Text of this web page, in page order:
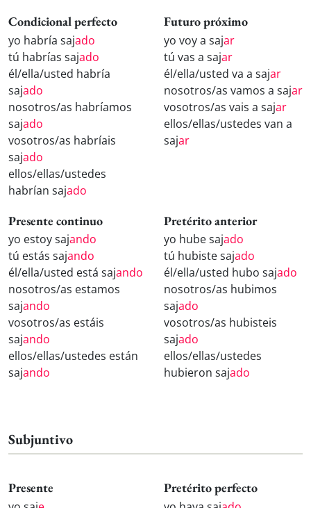
Condicional perfecto
yo habría sajado
tú habrías sajado
él/ella/usted habría
sajado
nosotros/as habríamos
sajado
vosotros/as habríais
sajado
ellos/ellas/ustedes
habrían sajado
Futuro próximo
yo voy a sajar
tú vas a sajar
él/ella/usted va a sajar
nosotros/as vamos a sajar
vosotros/as vais a sajar
ellos/ellas/ustedes van a
sajar
Presente continuo
yo estoy sajando
tú estás sajando
él/ella/usted está sajando
nosotros/as estamos
sajando
vosotros/as estáis
sajando
ellos/ellas/ustedes están
sajando
Pretérito anterior
yo hube sajado
tú hubiste sajado
él/ella/usted hubo sajado
nosotros/as hubimos
sajado
vosotros/as hubisteis
sajado
ellos/ellas/ustedes
hubieron sajado
Subjuntivo
Presente Pretérito perfecto